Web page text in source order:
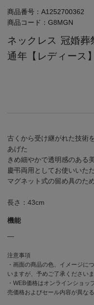
商品番号： A1252700362
商品コード： G8MGN
ネックレス 冠婚葬
通年【レディース
古くから受け継がれた技術
あげた
きめ細やかで透明感のある
慶弔両用としてお使いいた
マグネット式の留め具のた
長さ：43cm
機能
―
注意事項
・画面の商品の色、イメージに
いますが、予めご了承くださいま
・WEB価格はオンラインショ
売価格およびセール内容が異な